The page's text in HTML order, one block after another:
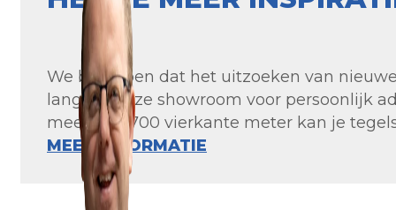
We begrijpen dat het uitzoeken van
langs in onze showroom voor persoonlijk
meer dan 700 vierkante meter kan je
MEER INFORMATIE